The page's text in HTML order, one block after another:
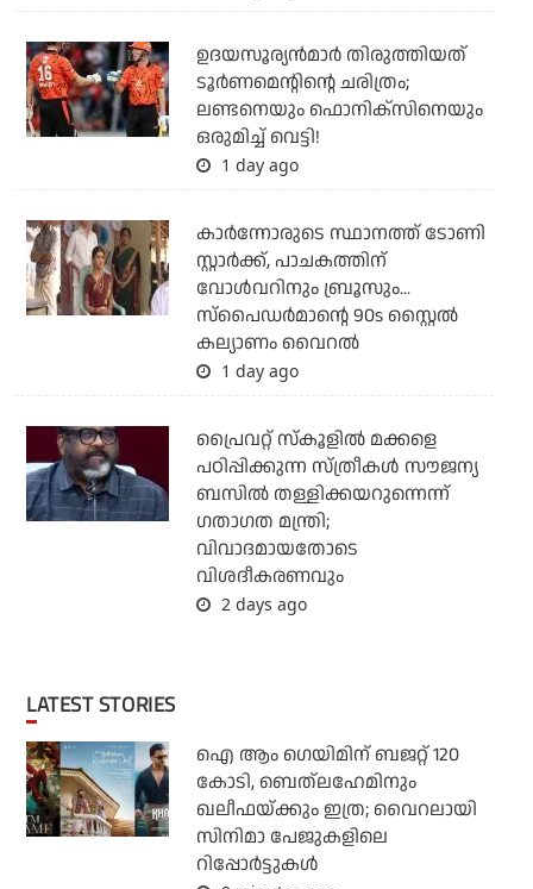
ഉദയസൂര്യന്‍മാര്‍ തിരുത്തിയത്
ടൂര്‍ണമെന്റിന്റെ ചരിത്രം;
ലണ്ടനെയും ഫൊനിക്‌സിനെയും
ഒരുമിച്ച് വെട്ടി!
1 day ago
കാര്‍ന്നോരുടെ സ്ഥാനത്ത് ടോണി
സ്റ്റാര്‍ക്ക്, പാചകത്തിന്
വോള്‍വറിനും ബ്രൂസും...
സ്‌പൈഡര്‍മാന്റെ 90s സ്റ്റൈല്‍
കല്യാണം വൈറല്‍
1 day ago
പ്രൈവറ്റ് സ്‌കൂളില്‍ മക്കളെ
പഠിപ്പിക്കുന്ന സ്ത്രീകള്‍ സൗജന്യ
ബസില്‍ തള്ളിക്കയറുന്നെന്ന്
ഗതാഗത മന്ത്രി;
വിവാദമായതോടെ
വിശദീകരണവും
2 days ago
LATEST STORIES
ഐ ആം ഗെയിമിന് ബജറ്റ് 120
കോടി, ബെത്‌ലഹേമിനും
ഖലീഫയ്ക്കും ഇത്ര; വൈറലായി
സിനിമാ പേജുകളിലെ
റിപ്പോര്‍ട്ടുകള്‍